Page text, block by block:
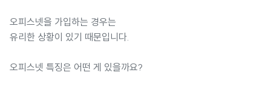
오피스넷을 가입하는 경우는
유리한 상황이 있기 때문입니다.
오피스넷 특징은 어떤 게 있을까요?